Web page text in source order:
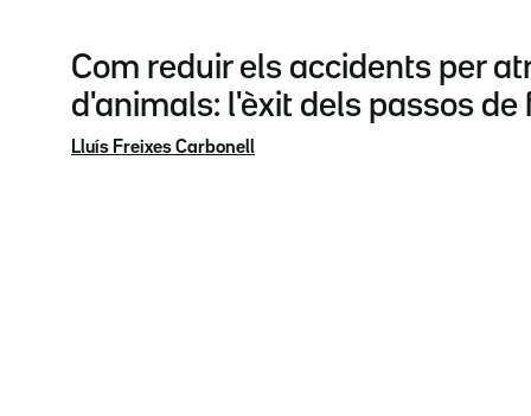
Com reduir els accidents per
d'animals: l'èxit dels passos de
Lluís Freixes Carbonell